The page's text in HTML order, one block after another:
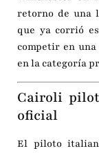
retorno de una
que ya corrió
competir en
en la categoría
Cairoli
oficial
El piloto